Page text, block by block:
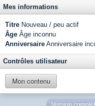
Mes informations
Titre Nouveau / peu actif
Âge Âge inconnu
Anniversaire Anniversaire
Contrôles utilisateur
Mon contenu
Version